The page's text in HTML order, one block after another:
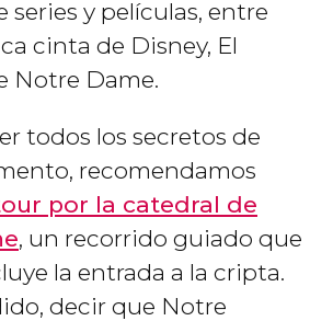
series y películas, entre
cinta de Disney, El
Notre Dame.
todos los secretos de
recomendamos
por la catedral de
, un recorrido guiado que
la entrada a la cripta.
decir que Notre